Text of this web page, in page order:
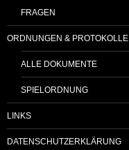
FRAGEN
ORDNUNGEN & PROTOKOLLE
ALLE DOKUMENTE
SPIELORDNUNG
LINKS
DATENSCHUTZERKLÄRUNG